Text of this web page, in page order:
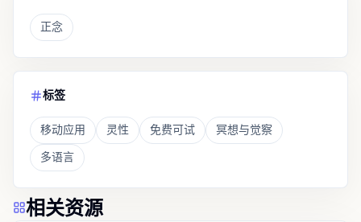
正念
标签
移动应用 灵性 免费可试
冥想与觉察
多语言
相关资源